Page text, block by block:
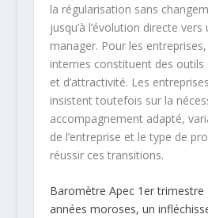
la régularisation sans
jusqu’à l’évolution directe
manager. Pour les
internes constituent des outils
et d’attractivité. Les
insistent toutefois sur la
accompagnement adapté,
de l’entreprise et le type de
réussir ces transitions.
Baromètre Apec 1er trimestre
années moroses, un